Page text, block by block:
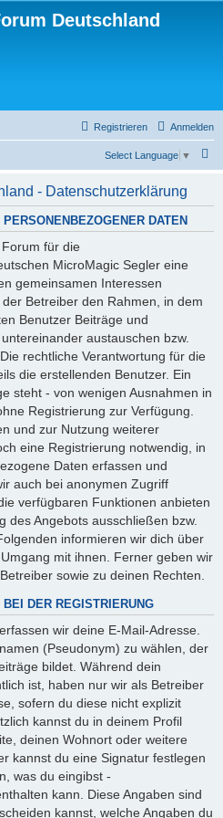
Deutschland
Anmelden
Registrieren
Select Language ▼
- Datenschutzerklärung
DATEN
für die
MicroMagic Segler eine
gemeinsamen Interessen
Betreiber den Rahmen, in dem
Benutzer Beiträge und
austauschen bzw.
rechtliche Verantwortung für die
die erstellenden Benutzer. Ein
steht - von wenigen Ausnahmen in
Registrierung zur Verfügung.
und zur Nutzung weiterer
eine Registrierung notwendig, in
Daten erfassen und
auch bei anonymen Zugriff
verfügbaren Funktionen anbieten
des Angebots ausschließen bzw.
informieren wir dich über
mit ihnen. Ferner geben wir
sowie zu deinen Rechten.
DER REGISTRIERUNG
wir deine E-Mail-Adresse.
(Pseudonym) zu wählen, der
bildet. Während dein
ist, haben nur wir als Betreiber
sofern du diese nicht explizit
kannst du in deinem Profil
deinen Wohnort oder weitere
kannst du eine Signatur festlegen
was du eingibst -
kann. Diese Angaben sind
kannst, welche Angaben du